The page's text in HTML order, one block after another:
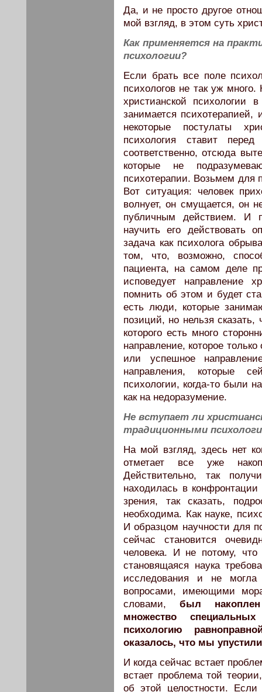
Да, и не просто другое
мой взгляд, в этом суть
Как применяется на
психологии?
Если брать все поле
психологов не так уж
христианской
занимается психотерапией,
некоторые постулаты
психология ставит
соответственно, отсюда
которые не
психотерапии. Возьмем для
Вот ситуация: человек
волнует, он смущается, он
публичным действием. И
научить его действовать
задача как психолога
том, что, возможно,
пациента, на самом деле
исповедует направление
помнить об этом и будет
есть люди, которые
позиций, но нельзя сказать,
которого есть много
направление, которое
или успешное
направления, которые
психологии, когда-то были
как на недоразумение.
Не вступает ли
традиционными
На мой взгляд, здесь нет
отметает все уже
Действительно, так
находилась в
зрения, так сказать,
необходима. Как науке,
И образцом научности для
сейчас становится
человека. И не потому,
становящаяся наука
исследования и не
вопросами, имеющими
словами, был
множество
психологию
оказалось, что мы
И когда сейчас встает
встает проблема той
об этой целостности.